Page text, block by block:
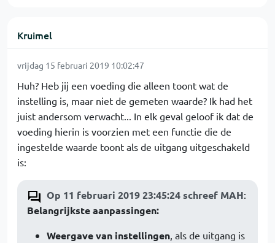
Kruimel
vrijdag 15 februari 2019 10:02:47
Huh? Heb jij een voeding die alleen toont wat de
instelling is, maar niet de gemeten waarde? Ik had het
juist andersom verwacht... In elk geval geloof ik dat de
voeding hierin is voorzien met een functie die de
ingestelde waarde toont als de uitgang uitgeschakeld
is:
Op 11 februari 2019 23:45:24 schreef MAH:
Belangrijkste aanpassingen:
Weergave van instellingen, als de uitgang is